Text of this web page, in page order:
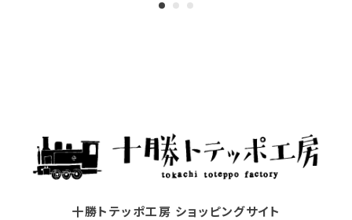
十勝トテッポ工房 ショッピングサイト